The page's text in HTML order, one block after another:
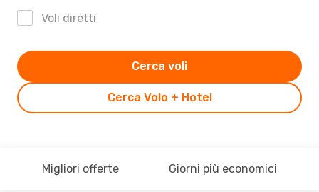
Voli diretti
Cerca Volo + Hotel
Cerca voli
Migliori offerte Giorni più economici